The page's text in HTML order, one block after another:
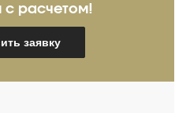
расчетом!
заявку